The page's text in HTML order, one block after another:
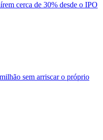
cerca de 30% desde o IPO
sem arriscar o próprio